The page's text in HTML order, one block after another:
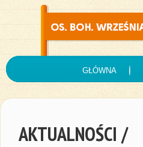
GŁÓWNA
AKTUALNOŚCI /